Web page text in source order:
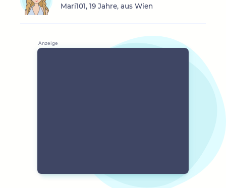
Mari101, 19 Jahre, aus Wien